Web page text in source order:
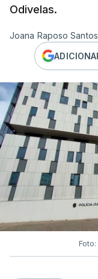
Odivelas.
Joana Raposo